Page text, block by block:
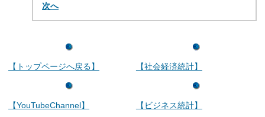
次へ
【トップページへ戻る】
【YouTubeChannel】
【社会経済統計】
【ビジネス統計】